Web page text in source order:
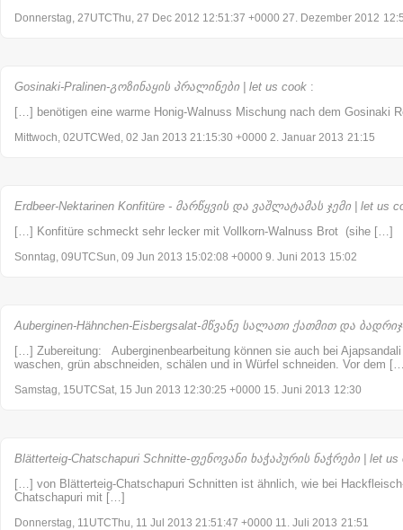
Donnerstag, 27UTCThu, 27 Dec 2012 12:51:37 +0000 27. Dezember 2012
Gosinaki-Pralinen-გოზინაყის პრალინები | let us cook :
[…] benötigen eine warme Honig-Walnuss Mischung nach dem Gosinaki
Mittwoch, 02UTCWed, 02 Jan 2013 21:15:30 +0000 2. Januar 2013 21:15
Erdbeer-Nektarinen Konfitüre - მარწყვის და ვაშლატამას ჯემი | let us
[…] Konfitüre schmeckt sehr lecker mit Vollkorn-Walnuss Brot (sihe […]
Sonntag, 09UTCSun, 09 Jun 2013 15:02:08 +0000 9. Juni 2013 15:02
Auberginen-Hähnchen-Eisbergsalat-მწვანე სალათი ქათმით და
[…] Zubereitung: Auberginenbearbeitung können sie auch bei
waschen, grün abschneiden, schälen und in Würfel schneiden. Vor dem
Samstag, 15UTCSat, 15 Jun 2013 12:30:25 +0000 15. Juni 2013 12:30
Blätterteig-Chatschapuri Schnitte-ფენოვანი ხაჭაპურის ნაჭრები | let us
[…] von Blätterteig-Chatschapuri Schnitten ist ähnlich, wie bei
Chatschapuri mit […]
Donnerstag, 11UTCThu, 11 Jul 2013 21:51:47 +0000 11. Juli 2013 21:51